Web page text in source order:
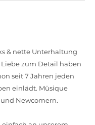
& nette Unterhaltung
zum Detail haben
seit 7 Jahren jeden
einlädt. Müsique
Newcomern.